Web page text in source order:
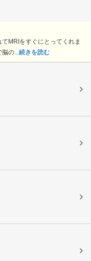
MRIをすぐにとってくれま
脳の...続きを読む